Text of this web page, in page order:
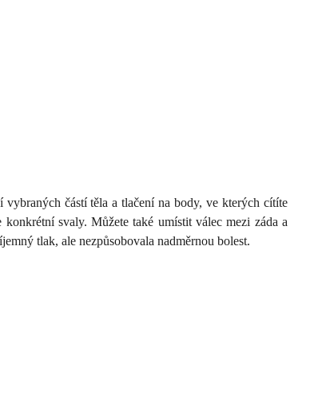
částí těla a tlačení na body, ve kterých cítíte
svaly. Můžete také umístit válec mezi záda a
tlak, ale nezpůsobovala nadměrnou bolest.